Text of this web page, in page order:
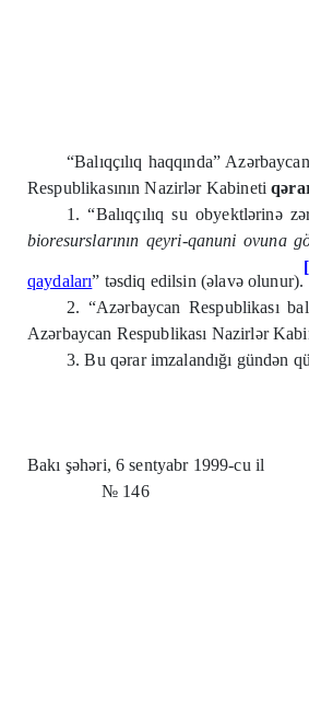
“Balıqçılıq haqqında”
Respublikasının Nazirlər Kabineti
1. “Balıqçılıq su obyektlərinə
bioresurslarının qeyri-qanuni ovuna
qaydaları” təsdiq edilsin (əlavə olunur).
2. “Azərbaycan Respublikası
Azərbaycan Respublikası Nazirlər
3. Bu qərar imzalandığı gündən
Bakı şəhəri, 6 sentyabr 1999-cu il
№ 146